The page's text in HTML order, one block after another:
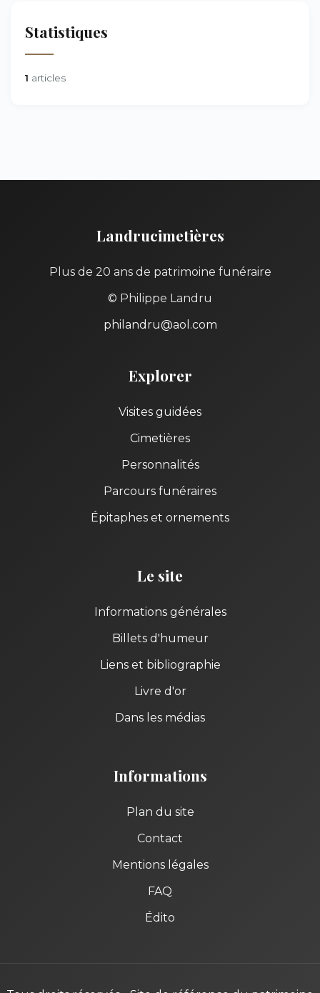
Statistiques
1 articles
Landrucimetières
Plus de 20 ans de patrimoine funéraire
© Philippe Landru
philandru@aol.com
Explorer
Visites guidées
Cimetières
Personnalités
Parcours funéraires
Épitaphes et ornements
Le site
Informations générales
Billets d'humeur
Liens et bibliographie
Livre d'or
Dans les médias
Informations
Plan du site
Contact
Mentions légales
FAQ
Édito